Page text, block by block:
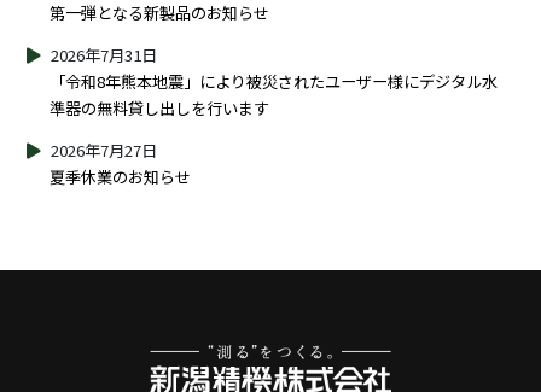
第一弾となる新製品のお知らせ
「令和8年熊本地震」により被災されたユーザー様にデジタル水
準器の無料貸し出しを行います
2026年7月31日
夏季休業のお知らせ
2026年7月27日